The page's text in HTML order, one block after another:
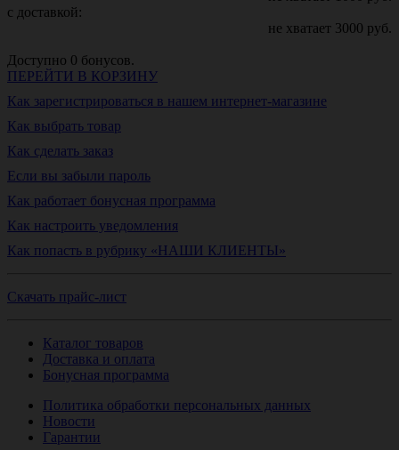
с доставкой:
не хватает 3000 руб.
Доступно 0 бонусов.
ПЕРЕЙТИ В КОРЗИНУ
Как зарегистрироваться в нашем интернет-магазине
Как выбрать товар
Как сделать заказ
Если вы забыли пароль
Как работает бонусная программа
Как настроить уведомления
Как попасть в рубрику «НАШИ КЛИЕНТЫ»
Скачать прайс-лист
Каталог товаров
Доставка и оплата
Бонусная программа
Политика обработки персональных данных
Новости
Гарантии